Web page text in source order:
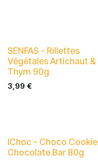
SENFAS - Rillettes
Végétales Artichaut &
Thym 90g
3,99 €
IChoc - Choco Cookie
Chocolate Bar 80g